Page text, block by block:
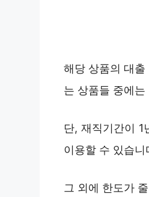
해당 상품의 대
는 상품들 중에
단, 재직기간이
이용할 수 있습니
그 외에 한도가